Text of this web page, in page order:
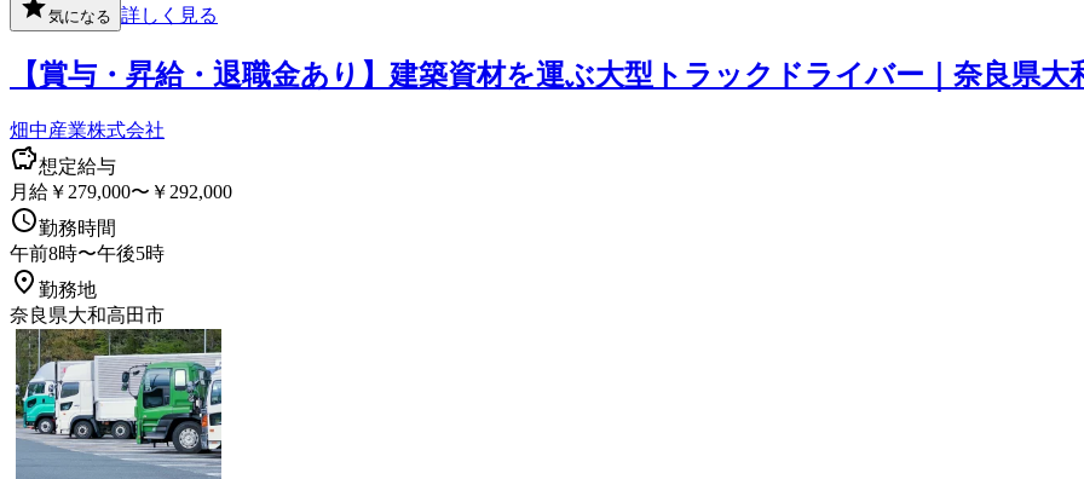
気になる 詳しく見る
【賞与・昇給・退職金あり】建築資材を運ぶ大型トラックドライバー｜奈良県大
畑中産業株式会社
想定給与
月給￥279,000〜￥292,000
勤務時間
午前8時〜午後5時
勤務地
奈良県大和高田市